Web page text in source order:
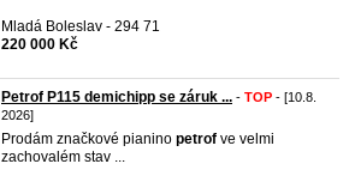
Mladá Boleslav - 294 71
220 000 Kč
Petrof P115 demichipp se záruk ... - TOP - [10.8.
2026]
Prodám značkové pianino petrof ve velmi
zachovalém stav ...